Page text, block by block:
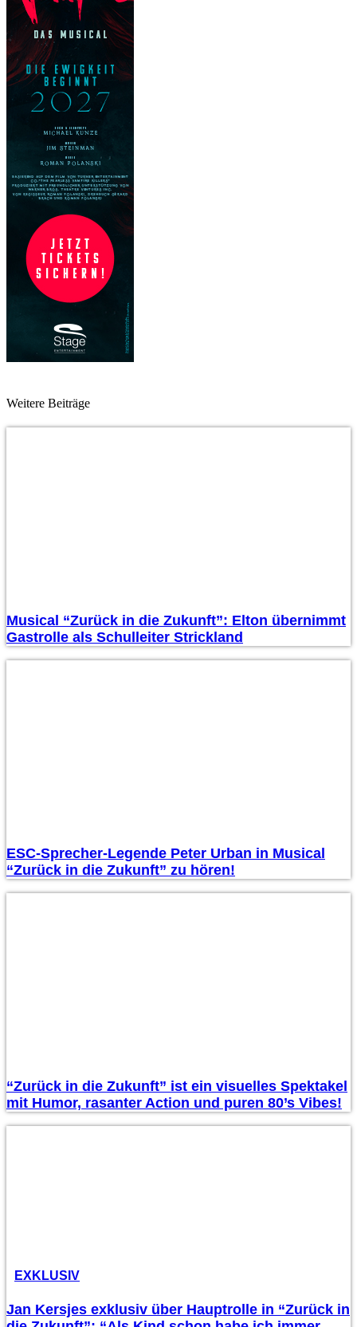
Weitere Beiträge
Musical “Zurück in die Zukunft”: Elton übernimmt
Gastrolle als Schulleiter Strickland
ESC-Sprecher-Legende Peter Urban in Musical
“Zurück in die Zukunft” zu hören!
“Zurück in die Zukunft” ist ein visuelles Spektakel
mit Humor, rasanter Action und puren 80’s Vibes!
EXKLUSIV
Jan Kersjes exklusiv über Hauptrolle in “Zurück in